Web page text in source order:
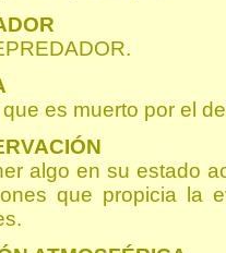
es muerto por el
algo en su estado
que propicia la